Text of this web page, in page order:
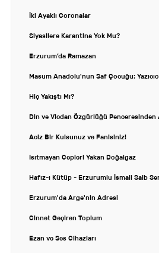
İki Ayaklı Coronalar
Siyasilere Karantina Yok Mu?
Erzurum’da Ramazan
Masum Anadolu'nun Saf Çocuğu:
Hiç Yakıştı Mı?
Din ve Vicdan Özgürlüğü Penceresinden
Aciz Bir Kulsunuz ve Fanisiniz!
Isıtmayan Cepleri Yakan Doğalgaz
Hafız-ı Kütüp - Erzurumlu İsmail Saib
Erzurum'da Arge'nin Adresi
Cinnet Geçiren Toplum
Ezan ve Ses Cihazları